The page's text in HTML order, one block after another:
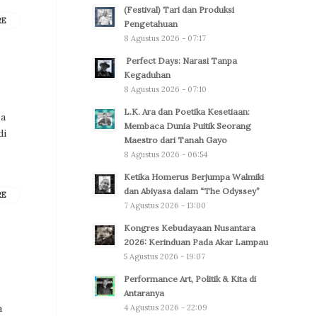
(Festival) Tari dan Produksi
Pengetahuan
8 Agustus 2026 - 07:17
Perfect Days: Narasi Tanpa
Kegaduhan
8 Agustus 2026 - 07:10
L.K. Ara dan Poetika Kesetiaan:
Membaca Dunia Puitik Seorang
Maestro dari Tanah Gayo
8 Agustus 2026 - 06:54
Ketika Homerus Berjumpa Walmiki
dan Abiyasa dalam “The Odyssey”
7 Agustus 2026 - 13:00
Kongres Kebudayaan Nusantara
2026: Kerinduan Pada Akar Lampau
5 Agustus 2026 - 19:07
Performance Art, Politik & Kita di
Antaranya
4 Agustus 2026 - 22:09